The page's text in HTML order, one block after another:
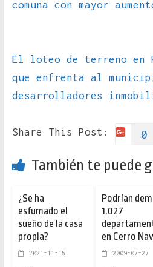
comuna con mayor
El loteo de terreno en
que enfrenta al
desarrolladores
Share This Post: 0
También te puede
¿Se ha
esfumado el
sueño de la casa
propia?
2021-11-15
Podrían
1.027
en Cerro
2009-07-27